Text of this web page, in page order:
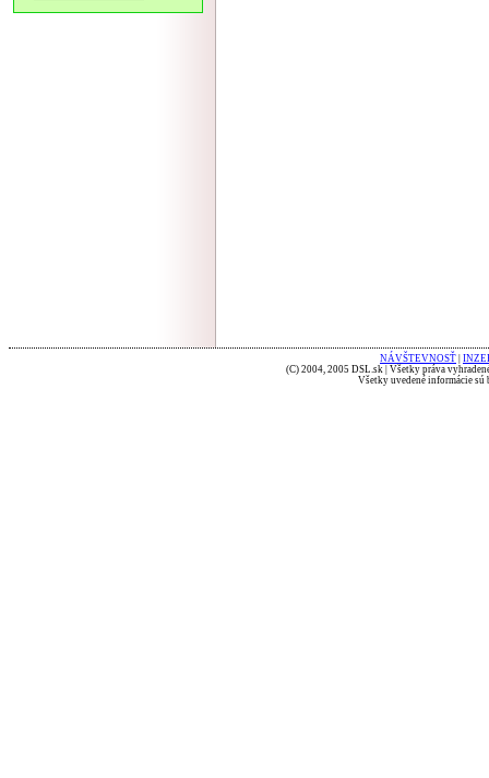
NÁVŠTEVNOSŤ
(C) 2004, 2005 DSL.sk | Všetky práva
Všetky uvedené informácie sú